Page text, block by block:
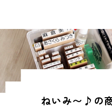
ねいみ〜♪の